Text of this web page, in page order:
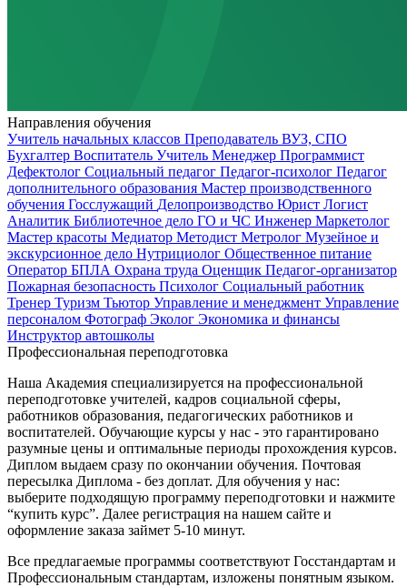
Направления обучения
Учитель начальных классов Преподаватель ВУЗ, СПО
Бухгалтер Воспитатель Учитель Менеджер Программист
Дефектолог Социальный педагог Педагог-психолог Педагог
дополнительного образования Мастер производственного
обучения Госслужащий Делопроизводство Юрист Логист
Аналитик Библиотечное дело ГО и ЧС Инженер Маркетолог
Мастер красоты Медиатор Методист Метролог Музейное и
экскурсионное дело Нутрициолог Общественное питание
Оператор БПЛА Охрана труда Оценщик Педагог-организатор
Пожарная безопасность Психолог Социальный работник
Тренер Туризм Тьютор Управление и менеджмент Управление
персоналом Фотограф Эколог Экономика и финансы
Инструктор автошколы
Профессиональная переподготовка
Наша Академия специализируется на профессиональной
переподготовке учителей, кадров социальной сферы,
работников образования, педагогических работников и
воспитателей. Обучающие курсы у нас - это гарантировано
разумные цены и оптимальные периоды прохождения курсов.
Диплом выдаем сразу по окончании обучения. Почтовая
пересылка Диплома - без доплат. Для обучения у нас:
выберите подходящую программу переподготовки и нажмите
“купить курс”. Далее регистрация на нашем сайте и
оформление заказа займет 5-10 минут.
Все предлагаемые программы соответствуют Госстандартам и
Профессиональным стандартам, изложены понятным языком.